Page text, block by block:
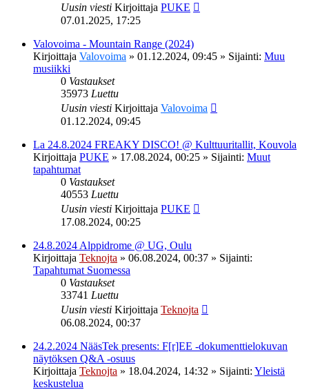
Uusin viesti Kirjoittaja PUKE
07.01.2025, 17:25
Valovoima - Mountain Range (2024)
Kirjoittaja Valovoima » 01.12.2024, 09:45 » Sijainti: Muu
musiikki
0 Vastaukset
35973 Luettu
Uusin viesti Kirjoittaja Valovoima
01.12.2024, 09:45
La 24.8.2024 FREAKY DISCO! @ Kulttuuritallit, Kouvola
Kirjoittaja PUKE » 17.08.2024, 00:25 » Sijainti: Muut
tapahtumat
0 Vastaukset
40553 Luettu
Uusin viesti Kirjoittaja PUKE
17.08.2024, 00:25
24.8.2024 Alppidrome @ UG, Oulu
Kirjoittaja Teknojta » 06.08.2024, 00:37 » Sijainti:
Tapahtumat Suomessa
0 Vastaukset
33741 Luettu
Uusin viesti Kirjoittaja Teknojta
06.08.2024, 00:37
24.2.2024 NääsTek presents: F[r]EE -dokumenttielokuvan
näytöksen Q&A -osuus
Kirjoittaja Teknojta » 18.04.2024, 14:32 » Sijainti: Yleistä
keskustelua